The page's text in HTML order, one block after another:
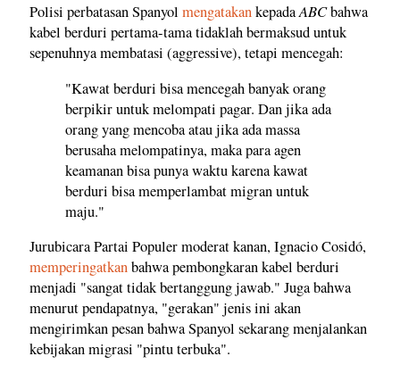
Polisi perbatasan Spanyol mengatakankepadaABCbahwa
kabel berduri pertama-tama tidaklah bermaksud untuk
sepenuhnya membatasi (aggressive), tetapi mencegah:
"Kawat berduri bisa mencegah banyak orang
berpikir untuk melompati pagar. Dan jika ada
orang yang mencoba atau jika ada massa
berusaha melompatinya, maka para agen
keamanan bisa punya waktu karena kawat
berduri bisa memperlambat migran untuk
maju."
Jurubicara Partai Populer moderat kanan, Ignacio Cosidó,
memperingatkanbahwa pembongkaran kabel berduri
menjadi "sangat tidak bertanggung jawab." Juga bahwa
menurut pendapatnya, "gerakan" jenis ini akan
mengirimkan pesan bahwa Spanyol sekarang menjalankan
kebijakan migrasi "pintu terbuka".